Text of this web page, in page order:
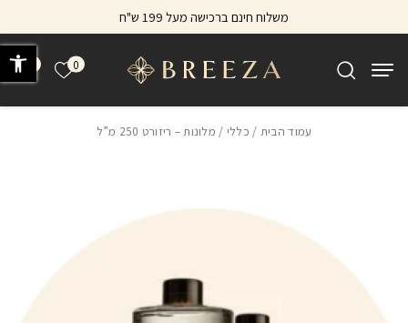
משלוח חינם ברכישה מעל 199 ש"ח
0 הרשימה
עמוד הבית / כללי / מלונות – ריזורט 250 מ”ל